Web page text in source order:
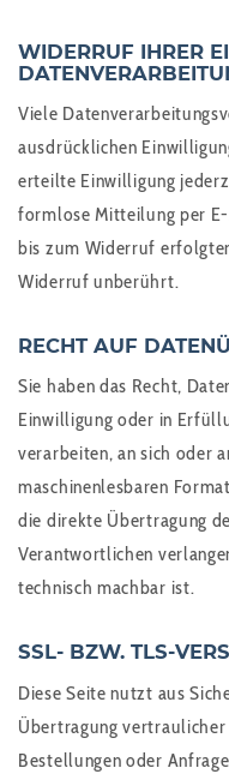
WIDERRUF IHRER
Viele
ausdrücklichen
erteilte Einwilligung
formlose Mitteilung per
bis zum Widerruf
Widerruf unberührt.
RECHT AUF
Sie haben das Recht,
Einwilligung oder in
verarbeiten, an sich oder
maschinenlesbaren
die direkte Übertragung
Verantwortlichen
technisch machbar ist.
SSL- BZW. TLS-
Diese Seite nutzt aus
Übertragung
Bestellungen oder